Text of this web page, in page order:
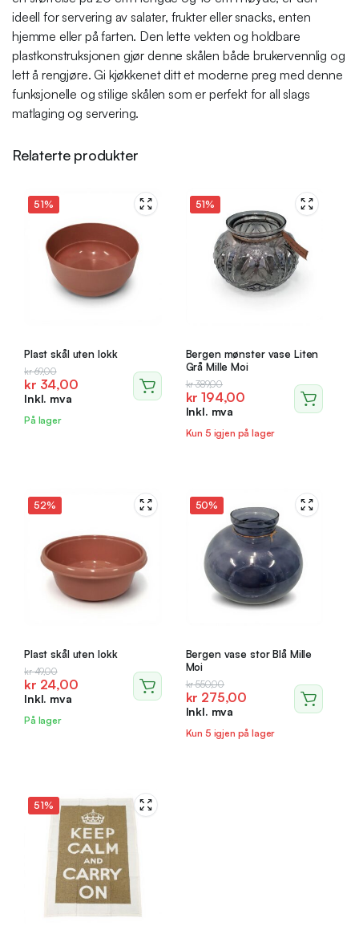
ideell for servering av salater, frukter eller snacks, enten
hjemme eller på farten. Den lette vekten og holdbare
plastkonstruksjonen gjør denne skålen både brukervennlig og
lett å rengjøre. Gi kjøkkenet ditt et moderne preg med denne
funksjonelle og stilige skålen som er perfekt for all slags
matlaging og servering.
Relaterte produkter
51%
Plast skål uten lokk
kr69,00
Opprinnelig
pris
var:
kr 69,00.
kr 34,00
Nåværende
pris
er:
kr 34,00.
Inkl. mva
På lager
51%
Bergen mønster vase Liten
Grå Mille Moi
kr389,00
Opprinnelig
pris
var:
kr 389,00.
kr 194,00
Nåværende
pris
er:
kr 194,00.
Inkl. mva
Kun 5 igjen på lager
52%
Plast skål uten lokk
kr49,00
Opprinnelig
pris
var:
kr 49,00.
kr 24,00
Nåværende
pris
er:
kr 24,00.
Inkl. mva
På lager
50%
Bergen vase stor Blå Mille
Moi
kr550,00
Opprinnelig
pris
var:
kr 550,00.
kr 275,00
Nåværende
pris
er:
kr 275,00.
Inkl. mva
Kun 5 igjen på lager
51%